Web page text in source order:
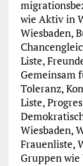
wie Aktiv in
Wiesbaden,
Liste,
Gemeinsam
Toleranz,
Liste,
Wiesbaden,
Frauenliste,
Gruppen